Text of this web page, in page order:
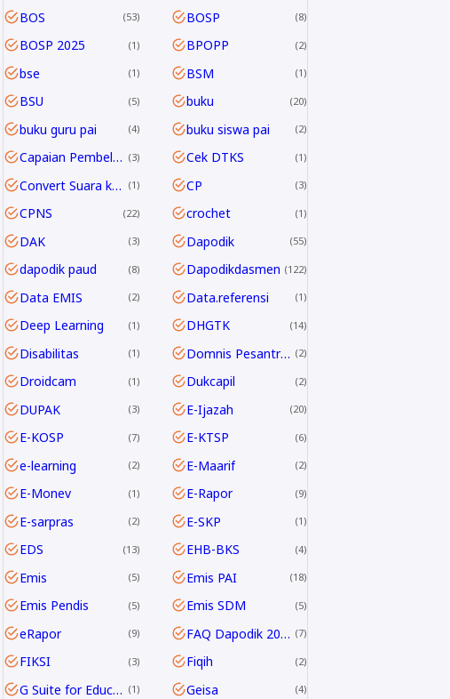
BOS 53 BOSP 8
BOSP 2025 1 BPOPP 2
bse 1 BSM 1
BSU 5 buku 20
buku guru pai 4 buku siswa pai 2
Capaian Pembelajaran 3 Cek DTKS 1
Convert Suara ke Text 1 CP 3
CPNS 22 crochet 1
DAK 3 Dapodik 55
dapodik paud 8 Dapodikdasmen 122
Data EMIS 2 Data.referensi 1
Deep Learning 1 DHGTK 14
Disabilitas 1 Domnis Pesantren Ramadhan 2
Droidcam 1 Dukcapil 2
DUPAK 3 E-Ijazah 20
E-KOSP 7 E-KTSP 6
e-learning 2 E-Maarif 2
E-Monev 1 E-Rapor 9
E-sarpras 2 E-SKP 1
EDS 13 EHB-BKS 4
Emis 5 Emis PAI 18
Emis Pendis 5 Emis SDM 5
eRapor 9 FAQ Dapodik 2019.c 7
FIKSI 3 Fiqih 2
G Suite for Education 1 Geisa 4